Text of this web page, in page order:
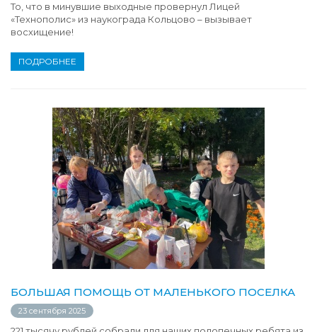
То, что в минувшие выходные провернул Лицей
«Технополис» из наукограда Кольцово – вызывает
восхищение!
ПОДРОБНЕЕ
БОЛЬШАЯ ПОМОЩЬ ОТ МАЛЕНЬКОГО ПОСЕЛКА
23 сентября 2025